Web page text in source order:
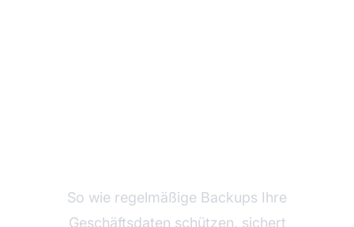
So wie regelmäßige Backups Ihre
Geschäftsdaten schützen, sichert